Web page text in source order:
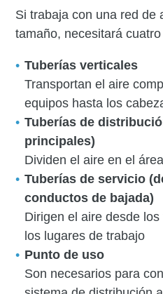
Si trabaja con una red de
tamaño, necesitará
Tuberías verticales
Transportan el aire
equipos hasta los
Tuberías de
principales)
Dividen el aire en el
Tuberías de servicio
conductos de bajada)
Dirigen el aire desde
los lugares de trabajo
Punto de uso
Son necesarios para